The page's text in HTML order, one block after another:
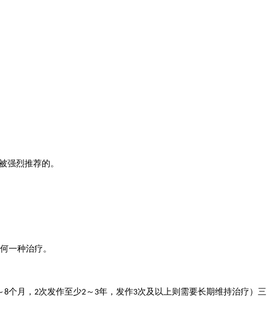
强烈推荐的。
一种治疗。
8个月， 2次发作至少2 ～ 3年，发作3次及以上则需要长期维持治疗）三